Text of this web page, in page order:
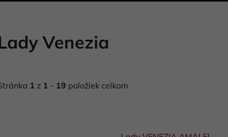
Venezia
1 z 1 - 19 položiek celkom